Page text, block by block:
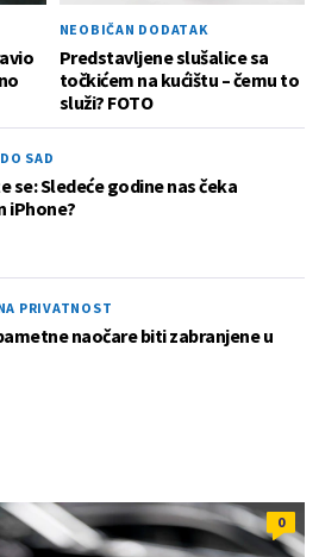
NEOBIČAN DODATAK
Predstavljene slušalice sa
točkićem na kućištu – čemu to
služi? FOTO
SAD
se: Sledeće godine nas čeka
iPhone?
PRIVATNOST
naočare biti zabranjene u
0